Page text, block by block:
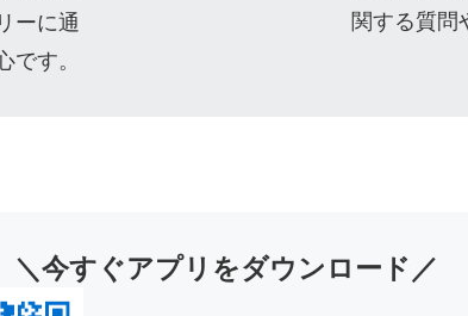
ーに通
す。
関する質問
＼今すぐアプリをダウンロード／